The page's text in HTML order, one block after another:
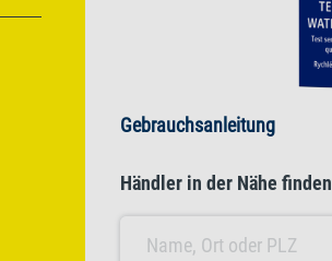
Gebrauchsanleitung
Händler in der Nähe finden